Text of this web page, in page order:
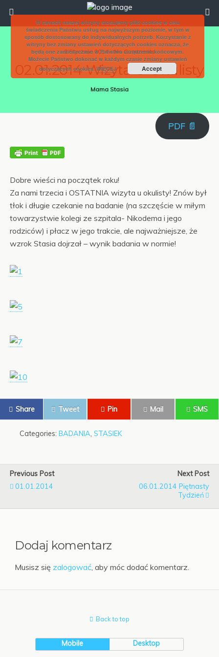
2 Stycznia 2014 • No Comments
02.01.2014 Wizyta U Okulisty
Mama Stasia
PDF 📄
Dobre wieści na początek roku!
Za nami trzecia i OSTATNIA wizyta u okulisty! Znów był
tłok i długie czekanie na badanie (na szczęście w miłym
towarzystwie kolegi ze szpitala- Nikodema i jego
rodziców) i płacz w jego trakcie, ale najważniejsze, że
wzrok Stasia dojrzał – wynik badania w normie!
Share Tweet Pin Mail SMS
Categories: BADANIA, STASIEK
Previous Post
01.01.2014
Next Post
06.01.2014 Piętnasty
Tydzień
Dodaj komentarz
Musisz się zalogować , aby móc dodać komentarz.
Back to top
Mobile Desktop
W ramach naszej witryny stosujemy pliki cookies w celu
świadczenia Państwu usług na najwyższym poziomie, w tym w
sposób dostosowany do indywidualnych potrzeb. Korzystanie z
witryny bez zmiany ustawień dotyczących cookies oznacza, że
będą one zamieszczane w Państwa urządzeniu końcowym.
Możecie Państwo dokonać w każdym czasie zmiany ustawień
dotyczących cookies.WIĘCEJ Accept